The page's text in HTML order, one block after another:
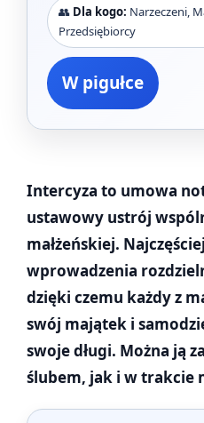
👥 Dla kogo: Narzeczeni,
Przedsiębiorcy
W pigułce
Intercyza to umowa
ustawowy ustrój
małżeńskiej.
wprowadzenia
dzięki czemu każdy z
swój majątek i
swoje długi. Można ją
ślubem, jak i w trakcie